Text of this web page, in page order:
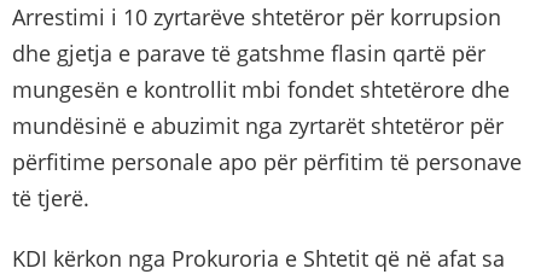
Arrestimi i 10 zyrtarëve shtetëror për korrupsion
dhe gjetja e parave të gatshme flasin qartë për
mungesën e kontrollit mbi fondet shtetërore dhe
mundësinë e abuzimit nga zyrtarët shtetëror për
përfitime personale apo për përfitim të personave
të tjerë.
KDI kërkon nga Prokuroria e Shtetit që në afat sa